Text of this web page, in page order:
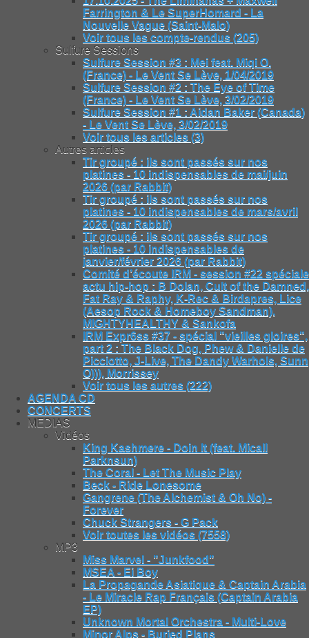
Farrington & Le SuperHomard - La
Nouvelle Vague (Saint-Malo)
Voir tous les compte-rendus (205)
Sulfure Sessions
Sulfure Session #3 : Mei feat. Miqi O.
(France) - Le Vent Se Lève, 1/04/2019
Sulfure Session #2 : The Eye of Time
(France) - Le Vent Se Lève, 3/02/2019
Sulfure Session #1 : Aidan Baker (Canada)
- Le Vent Se Lève, 3/02/2019
Voir tous les articles (3)
Autres articles
Tir groupé : ils sont passés sur nos
platines - 10 indispensables de mai/juin
2026 (par Rabbit)
Tir groupé : ils sont passés sur nos
platines - 10 indispensables de mars/avril
2026 (par Rabbit)
Tir groupé : ils sont passés sur nos
platines - 10 indispensables de
janvier/février 2026 (par Rabbit)
Comité d’écoute IRM - session #22 spéciale
actu hip-hop : B Dolan, Cult of the Damned,
Fat Ray & Raphy, K-Rec & Birdapres, Lice
(Aesop Rock & Homeboy Sandman),
MIGHTYHEALTHY & Sankofa
IRM Expr6ss #37 - spécial "vieilles gloires",
part 2 : The Black Dog, Phew & Danielle de
Picciotto, J-Live, The Dandy Warhols, Sunn
O))), Morrissey
Voir tous les autres (222)
AGENDA CD
CONCERTS
MEDIAS
Vidéos
King Kashmere - Doin It (feat. Micall
Parknsun)
The Coral - Let The Music Play
Beck - Ride Lonesome
Gangrene (The Alchemist & Oh No) -
Forever
Chuck Strangers - G Pack
Voir toutes les vidéos (7558)
MP3
Miss Marvel - "Junkfood"
MSEA - Ei Boy
La Propagande Asiatique & Captain Arabia
- Le Miracle Rap Français (Captain Arabia
EP)
Unknown Mortal Orchestra - Multi-Love
Minor Alps - Buried Plans